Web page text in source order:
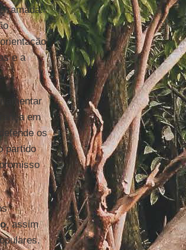
e a
em
os
partido
, assim